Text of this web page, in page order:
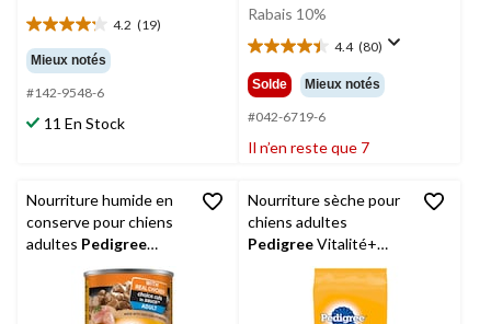
4.2 (19)
4.2
étoile(s)
sur
5.
19
Mieux notés
#142-9548-6
11 En Stock
Rabais 10%
4.4 (80)
4.4
étoile(s)
sur
5.
80
évaluations
Solde Mieux notés
#042-6719-6
Il n’en reste que 7
Nourriture humide en
conserve pour chiens
adultes Pedigree
Coupes de choix en
sauce poulet, 630 g
Nourriture sèche pour
chiens adultes
PedigreeVitalité+
poulet rôti et légumes,